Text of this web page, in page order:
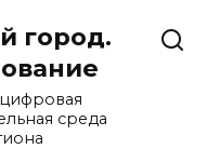
город.
среда